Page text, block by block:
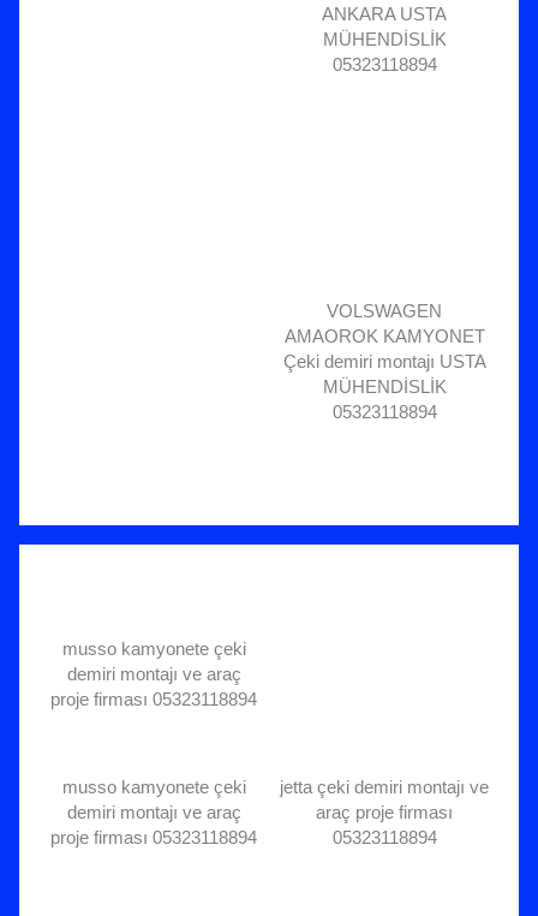
ANKARA USTA
MÜHENDİSLİK
05323118894
VOLSWAGEN
AMAOROK KAMYONET
Çeki demiri montajı USTA
MÜHENDİSLİK
05323118894
musso kamyonete çeki
demiri montajı ve araç
proje firması 05323118894
musso kamyonete çeki
demiri montajı ve araç
proje firması 05323118894
jetta çeki demiri montajı ve
araç proje firması
05323118894